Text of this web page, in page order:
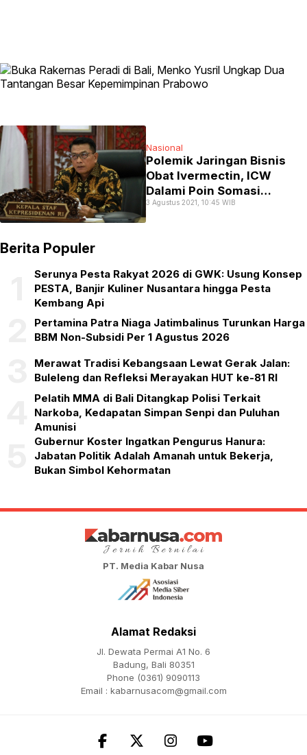
Nasional
Polemik Jaringan Bisnis
Obat Ivermectin, ICW
Dalami Poin Somasi
Moeldoko
3 Agustus 2021, 10:45 WIB
Berita Populer
Serunya Pesta Rakyat 2026 di GWK: Usung Konsep
PESTA, Banjir Kuliner Nusantara hingga Pesta
Kembang Api
Pertamina Patra Niaga Jatimbalinus Turunkan Harga
BBM Non-Subsidi Per 1 Agustus 2026
Merawat Tradisi Kebangsaan Lewat Gerak Jalan:
Buleleng dan Refleksi Merayakan HUT ke-81 RI
Pelatih MMA di Bali Ditangkap Polisi Terkait
Narkoba, Kedapatan Simpan Senpi dan Puluhan
Amunisi
Gubernur Koster Ingatkan Pengurus Hanura:
Jabatan Politik Adalah Amanah untuk Bekerja,
Bukan Simbol Kehormatan
PT. Media Kabar Nusa
Alamat Redaksi
Jl. Dewata Permai A1 No. 6
Badung, Bali 80351
Phone (0361) 9090113
Email : kabarnusacom@gmail.com